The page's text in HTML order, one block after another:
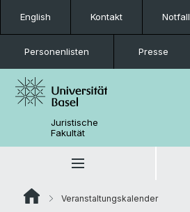
English Kontakt Notfall
Personenlisten Presse
Juristische
Fakultät
Veranstaltungskalender